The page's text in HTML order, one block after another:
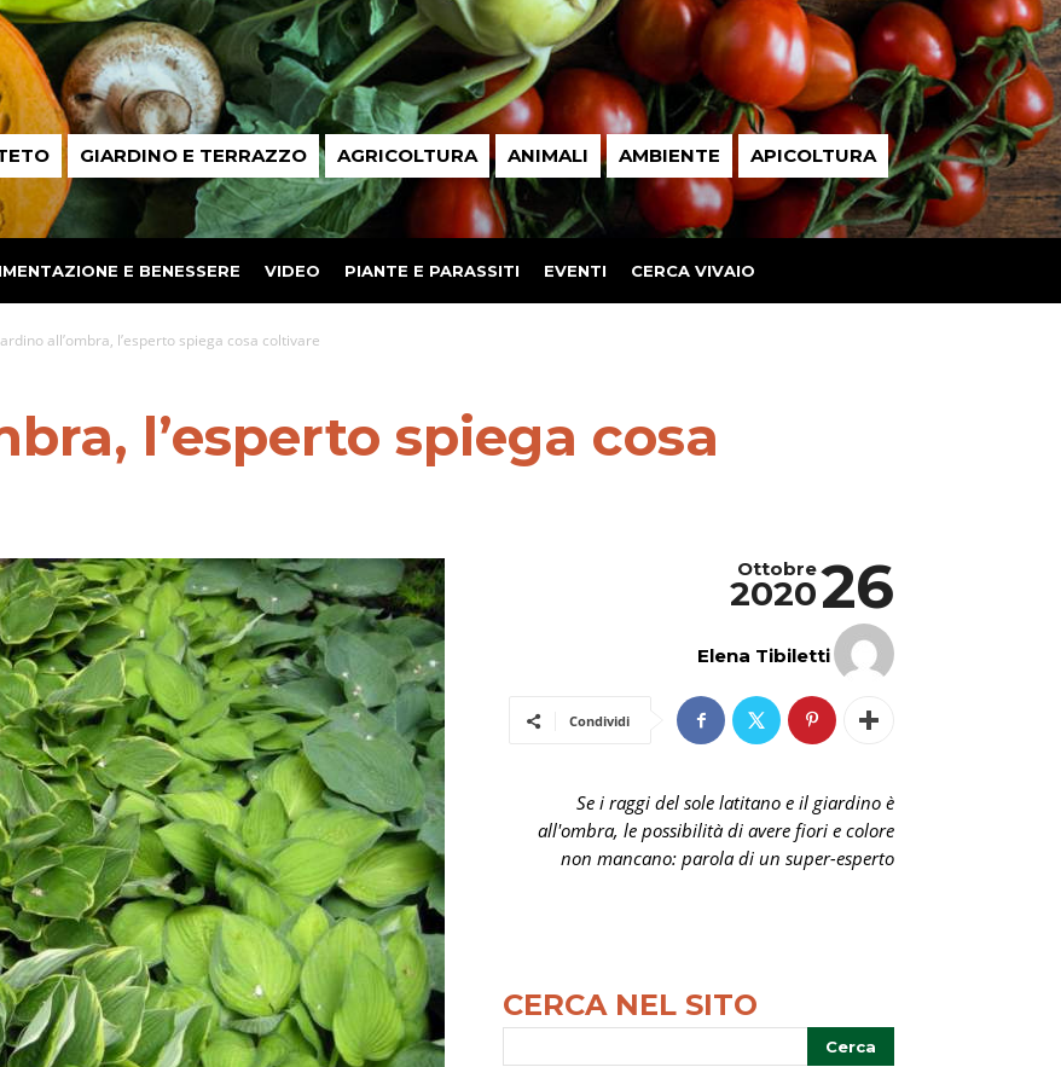
GIARDINO E TERRAZZO AGRICOLTURA ANIMALI AMBIENTE APICOLTURA
E BENESSERE VIDEO PIANTE E PARASSITI EVENTI CERCA VIVAIO
all’ombra, l’esperto spiega cosa coltivare
l’esperto spiega cosa
26
Ottobre
2020
Elena Tibiletti
Condividi
Se i raggi del sole latitano e il giardino è
all'ombra, le possibilità di avere fiori e colore
non mancano: parola di un super-esperto
CERCA NEL SITO